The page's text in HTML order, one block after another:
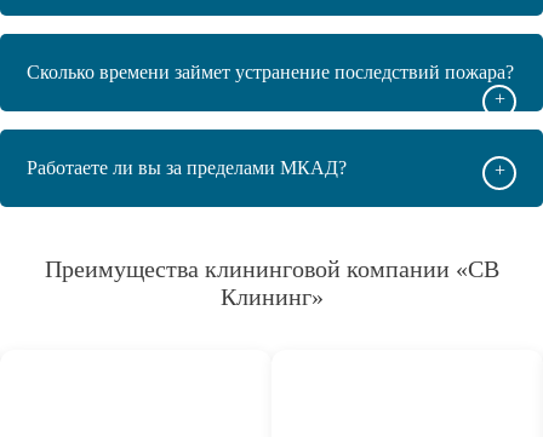
Сколько времени займет устранение последствий пожара?
+
Работаете ли вы за пределами МКАД? +
Преимущества клининговой компании «СВ
Клининг»